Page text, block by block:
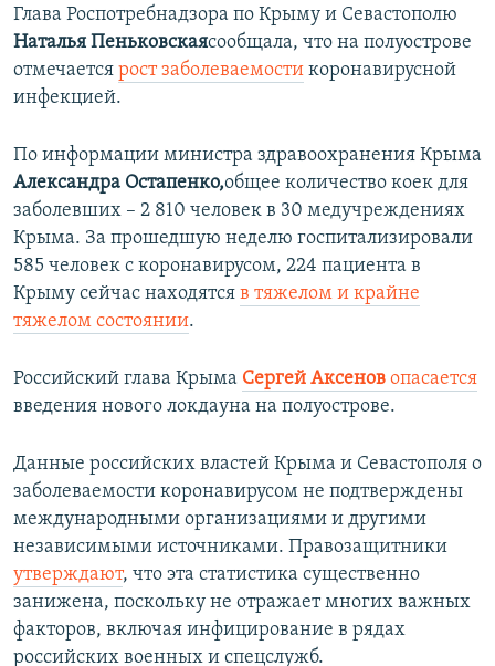
Глава Роспотребнадзора по Крыму и Севастополю
Наталья Пеньковскаясообщала, что на полуострове
отмечается рост заболеваемости коронавирусной
инфекцией.
По информации министра здравоохранения Крыма
Александра Остапенко,общее количество коек для
заболевших – 2 810 человек в 30 медучреждениях
Крыма. За прошедшую неделю госпитализировали
585 человек с коронавирусом, 224 пациента в
Крыму сейчас находятся в тяжелом и крайне
тяжелом состоянии.
Российский глава Крыма Сергей Аксенов опасается
введения нового локдауна на полуострове.
Данные российских властей Крыма и Севастополя о
заболеваемости коронавирусом не подтверждены
международными организациями и другими
независимыми источниками. Правозащитники
утверждают, что эта статистика существенно
занижена, поскольку не отражает многих важных
факторов, включая инфицирование в рядах
российских военных и спецслужб.